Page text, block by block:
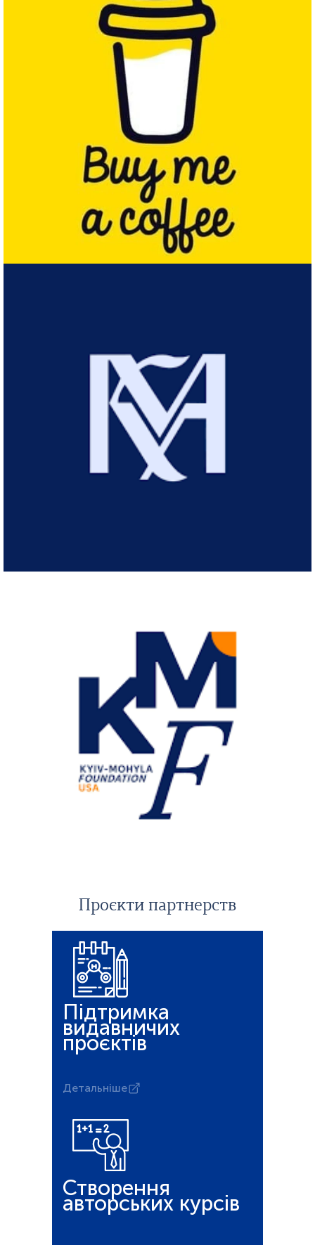
Проєкти партнерств
Підтримка
видавничих
проєктів
Детальніше
Створення
авторських курсів